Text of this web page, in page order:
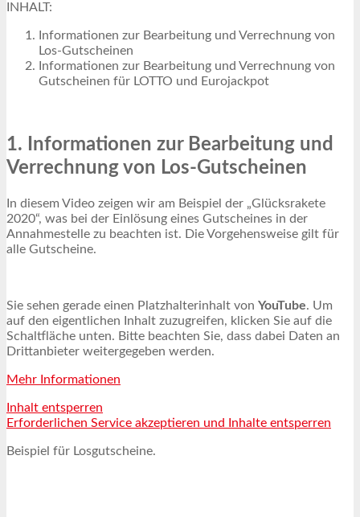
INHALT:
Informationen zur Bearbeitung und Verrechnung von
Los-Gutscheinen
Informationen zur Bearbeitung und Verrechnung von
Gutscheinen für LOTTO und Eurojackpot
1. Informationen zur Bearbeitung und
Verrechnung von Los-Gutscheinen
In diesem Video zeigen wir am Beispiel der „Glücksrakete
2020“, was bei der Einlösung eines Gutscheines in der
Annahmestelle zu beachten ist. Die Vorgehensweise gilt für
alle Gutscheine.
Sie sehen gerade einen Platzhalterinhalt von YouTube. Um
auf den eigentlichen Inhalt zuzugreifen, klicken Sie auf die
Schaltfläche unten. Bitte beachten Sie, dass dabei Daten an
Drittanbieter weitergegeben werden.
Mehr Informationen
Inhalt entsperren
Erforderlichen Service akzeptieren und Inhalte entsperren
Beispiel für Losgutscheine.